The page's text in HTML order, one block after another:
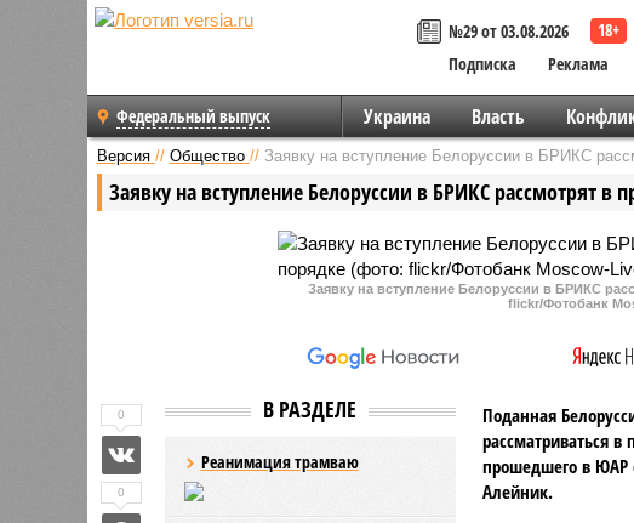
№29 от 03.08.2026
Подписка
Реклама
Федеральный выпуск Украина Власть
Версия // Общество // Заявку на вступление Белоруссии в БРИКС
Заявку на вступление Белоруссии в БРИКС рассмотрят в
Заявку на вступление Белоруссии в БРИКС
flickr/Фотобанк
В РАЗДЕЛЕ
Реанимация трамваю
Поданная
рассматриваться
прошедшего в ЮАР
Алейник.
0
0